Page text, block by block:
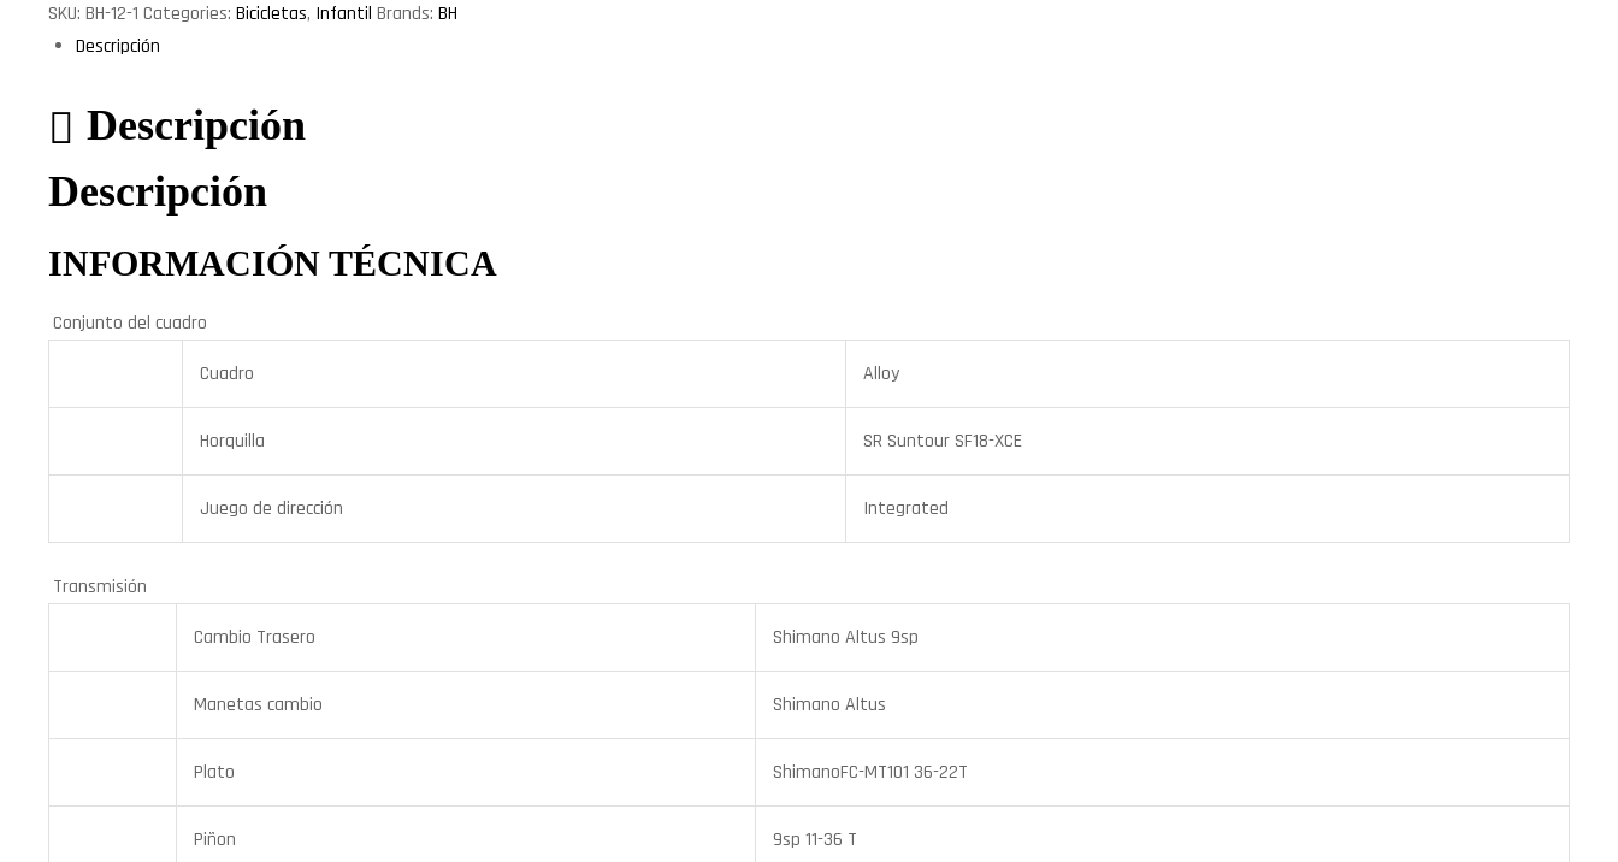
SKU: BH-12-1 Categories: Bicicletas, Infantil Brands: BH
Descripción
Descripción
Descripción
INFORMACIÓN TÉCNICA
Conjunto del cuadro
Cuadro
Alloy
Horquilla SR Suntour SF18-XCE
Juego de dirección Integrated
Transmisión
Cambio Trasero
Shimano Altus 9sp
Manetas cambio Shimano Altus
Plato ShimanoFC-MT101 36-22T
Piñon 9sp 11-36 T